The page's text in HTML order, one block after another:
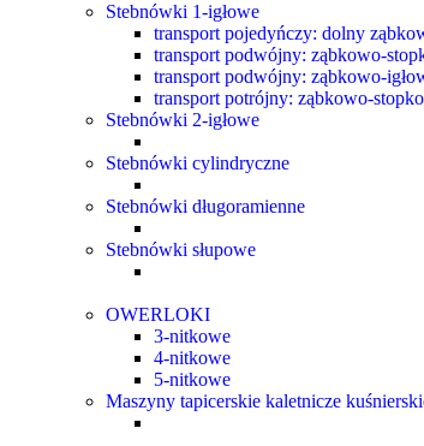
Stebnówki 1-igłowe
transport pojedyńczy: dolny
transport podwójny: ząbkowo-
transport podwójny: ząbkowo-
transport potrójny: ząbkowo-
Stebnówki 2-igłowe
Stebnówki cylindryczne
Stebnówki długoramienne
Stebnówki słupowe
OWERLOKI
3-nitkowe
4-nitkowe
5-nitkowe
Maszyny tapicerskie kaletnicze